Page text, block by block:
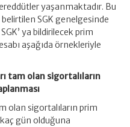
yaşanmaktadır. Bu
SGK genelgesinde
ya bildirilecek prim
aşağıda örnekleriyle
tam olan sigortalıların
olan sigortalıların prim
gün olduğuna